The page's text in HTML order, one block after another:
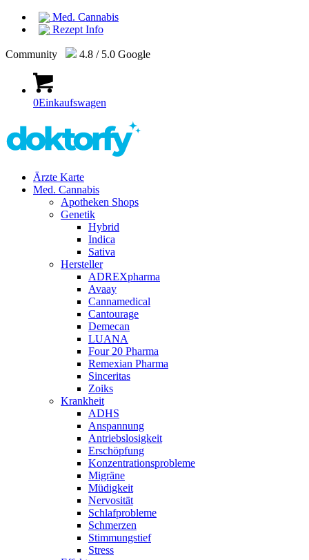
Med. Cannabis
Rezept Info
Community 4.8 / 5.0 Google
0Einkaufswagen
Ärzte Karte
Med. Cannabis
Apotheken Shops
Genetik
Hybrid
Indica
Sativa
Hersteller
ADREXpharma
Avaay
Cannamedical
Cantourage
Demecan
LUANA
Four 20 Pharma
Remexian Pharma
Sinceritas
Zoiks
Krankheit
ADHS
Anspannung
Antriebslosigkeit
Erschöpfung
Konzentrationsprobleme
Migräne
Müdigkeit
Nervosität
Schlafprobleme
Schmerzen
Stimmungstief
Stress